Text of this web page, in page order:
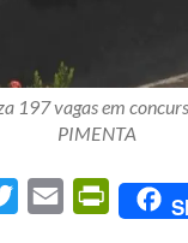
197 vagas em
PIMENTA
Twitter Email